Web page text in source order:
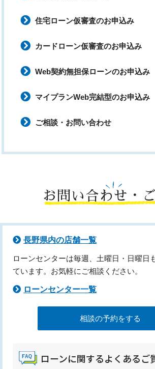
住宅ローン仮審査のお申込み
カードローン仮審査のお申込み
Web契約無担保ローンのお申込み
マイプランWeb完結型のお申込み
ご相談・お問い合わせ
お問い合わせ・
長野県内の店舗一覧
ローンセンターは毎週、土曜日・日曜日
ています。お気軽にご相談ください。
ローンセンター一覧
相談の予約をする
ローンに関するよくあるご